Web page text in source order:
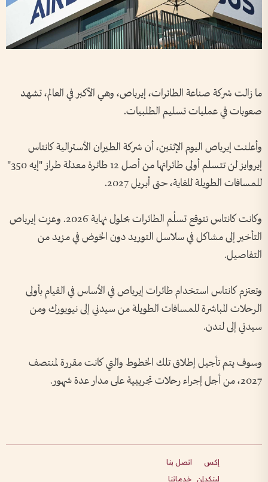
ما زالت شركة صناعة الطائرات، إيرباص، وهي الأكبر في العالم، تشهد
صعوبات في عمليات تسليم الطلبيات.
وأعلنت إيرباص اليوم الإثنين، أن شركة الطيران الأسترالية كانتاس
إيروايز لن تتسلم أولى طائراتها من أصل 12 طائرة معدلة طراز "إيه 350"
للمسافات الطويلة للغاية، حتى أبريل 2027.
وكانت كانتاس تتوقع تسلُم الطائرات بحلول نهاية 2026. وعزت إيرباص
التأخير إلى مشاكل في سلاسل التوريد دون الخوض في مزيد من
التفاصيل.
وتعتزم كانتاس استخدام طائرات إيرباص في الأساس في القيام بأولى
الرحلات المباشرة للمسافات الطويلة من سيدني إلى نيويورك ومن
سيدني إلى لندن.
وسوف يتم تأجيل إطلاق تلك الخطوط والتي كانت مقررة لمنتصف
2027، من أجل إجراء رحلات تجريبية على مدار عدة شهور.
إكس
لينكدإن
اتصل بنا
خدماتنا